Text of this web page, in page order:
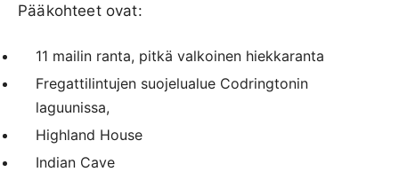
Pääkohteet ovat:
11 mailin ranta, pitkä valkoinen hiekkaranta
Fregattilintujen suojelualue Codringtonin
laguunissa,
Highland House
Indian Cave